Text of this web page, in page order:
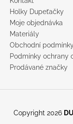
Holky Dupeťačky
Moje objednávka
Materiály
Obchodní podmínky
Podmínky ochrany
Prodávané značky
Copyright 2026